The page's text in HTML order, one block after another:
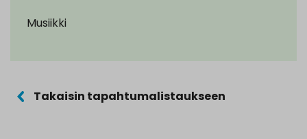
Musiikki
Takaisin tapahtumalistaukseen